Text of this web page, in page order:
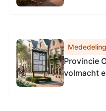
Provincie
volmacht